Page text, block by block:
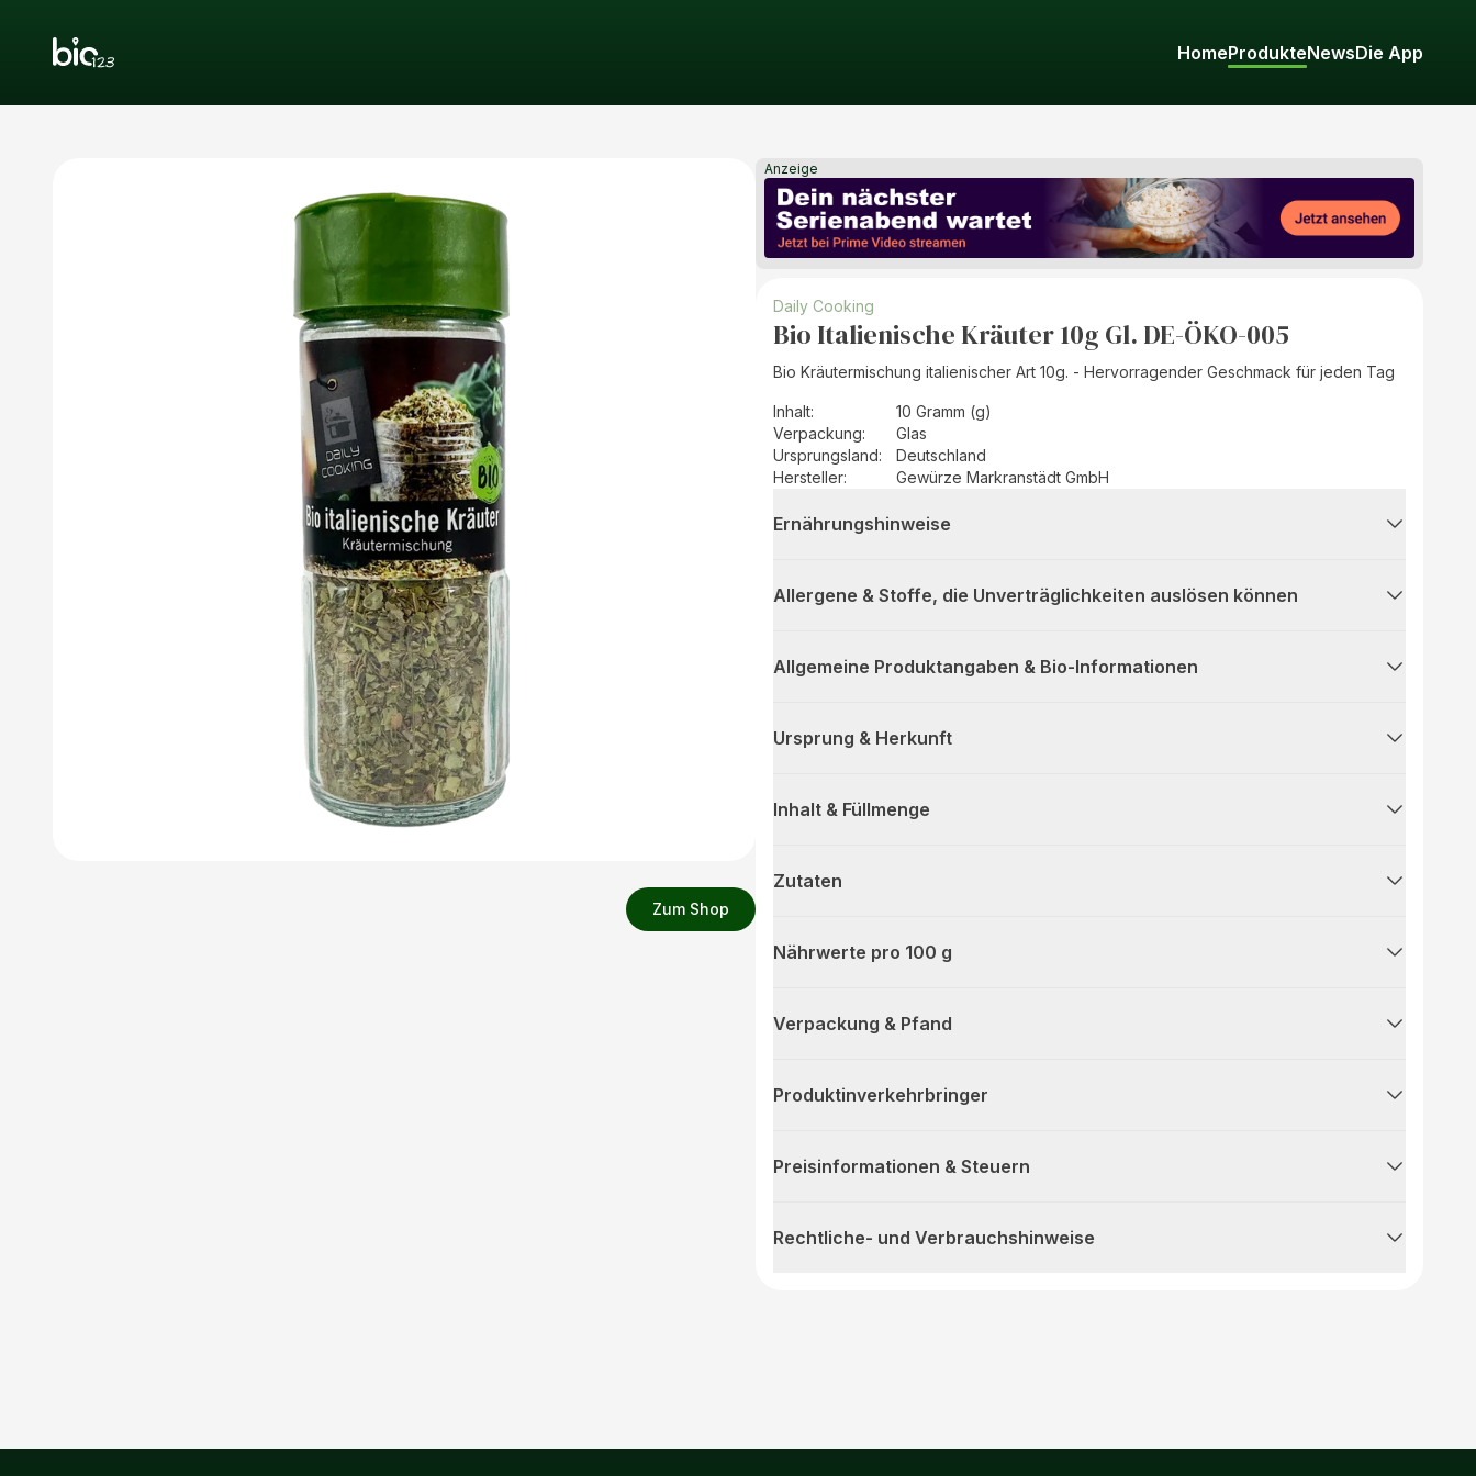
HomeProdukteNewsDie App
Zum Shop
Anzeige
Daily Cooking
Bio Italienische Kräuter 10g Gl. DE-ÖKO-005
Bio Kräutermischung italienischer Art 10g. - Hervorragender Geschmack für jeden Tag
Inhalt:
10 Gramm (g)
Verpackung:
Glas
Ursprungsland:
Deutschland
Hersteller: Gewürze Markranstädt GmbH
Ernährungshinweise
Allergene & Stoffe, die Unverträglichkeiten auslösen können
Allgemeine Produktangaben & Bio-Informationen
Ursprung & Herkunft
Inhalt & Füllmenge
Zutaten
Nährwerte pro 100 g
Verpackung & Pfand
Produktinverkehrbringer
Preisinformationen & Steuern
Rechtliche- und Verbrauchshinweise